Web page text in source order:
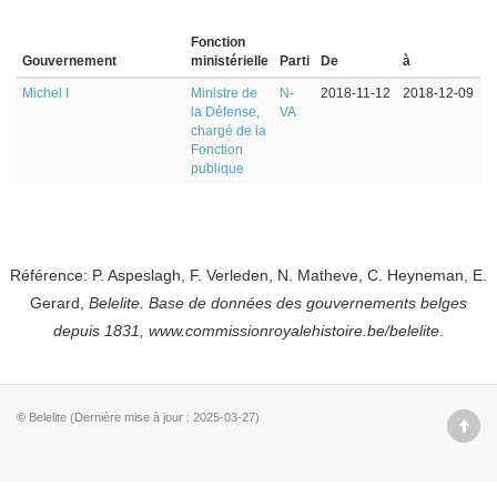
Gouvernement
Fonction
ministérielle
Parti De à
Michel I
Ministre de
la Défense,
chargé de la
Fonction
publique
N-
VA
2018-11-12 2018-12-09
Référence: P. Aspeslagh, F. Verleden, N. Matheve, C. Heyneman, E.
Gerard, Belelite. Base de données des gouvernements belges
depuis 1831, www.commissionroyalehistoire.be/belelite
© Belelite (Dernière mise à jour : 2025-03-27)